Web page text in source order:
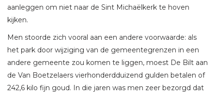
aanleggen om niet naar de Sint Michaëlkerk te hoven
kijken.
Men stoorde zich vooral aan een andere voorwaarde: als
het park door wijziging van de gemeentegrenzen in een
andere gemeente zou komen te liggen, moest De Bilt aan
de Van Boetzelaers vierhonderdduizend gulden betalen of
242,6 kilo fijn goud. In die jaren was men zeer bezorgd dat